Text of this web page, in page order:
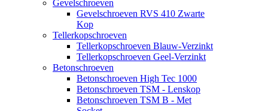
Gevelschroeven
Gevelschroeven RVS 410 Zwarte
Kop
Tellerkopschroeven
Tellerkopschroeven Blauw-Verzinkt
Tellerkopschroeven Geel-Verzinkt
Betonschroeven
Betonschroeven High Tec 1000
Betonschroeven TSM - Lenskop
Betonschroeven TSM B - Met